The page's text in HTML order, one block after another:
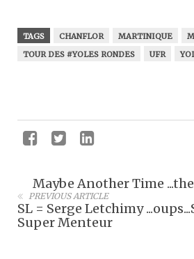
TAGS CHANFLOR MARTINIQUE
TOUR DES #YOLES RONDES
UFR
Maybe Another Time
PREVIOUS ARTICLE
SL = Serge Letchimy
Super Menteur